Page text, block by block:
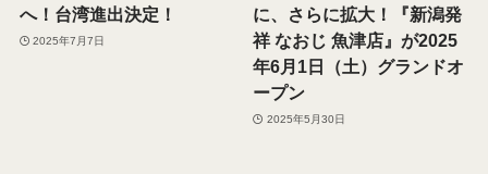
へ！台湾進出決定！
2025年7月7日
に、さらに拡大！『新潟発
祥 なおじ 魚津店』が2025
年6月1日（土）グランドオ
ープン
2025年5月30日